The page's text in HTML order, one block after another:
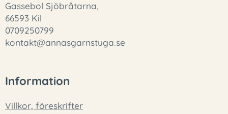
Gassebol Sjöbråtarna,
66593 Kil
0709250799
kontakt@annasgarnstuga.se
Information
Villkor, föreskrifter